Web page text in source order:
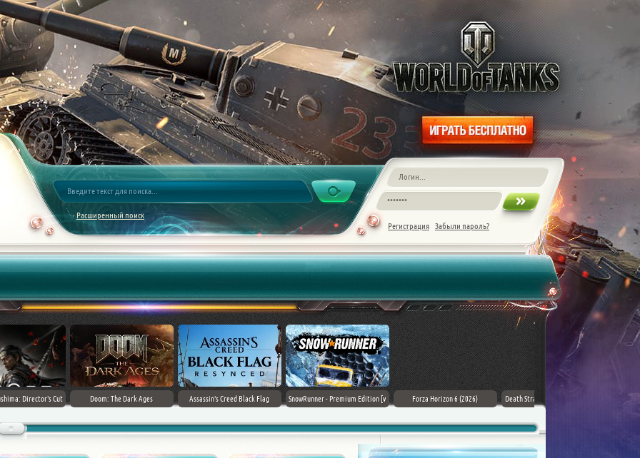
Расширенный поиск
Регистрация
Забыли пароль?
Death Stranding 2: On The Beach Frostpunk 2 [v 1.6.0] Gothic 1 Remake (2026) 007 First Light (2026) PC
ZERO PARADES: For Dead Spies
Mount & Blade II: Bannerlord [v